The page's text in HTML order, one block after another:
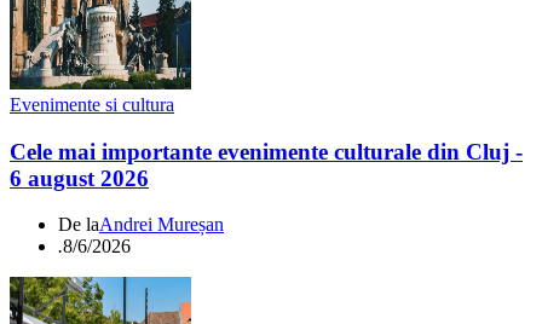
Evenimente si cultura
Cele mai importante evenimente culturale din Cluj -
6 august 2026
De laAndrei Mureșan
.8/6/2026